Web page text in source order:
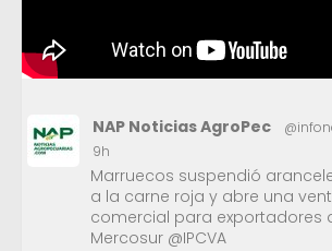
NAP Noticias AgroPec
9h
Marruecos suspendió
a la carne roja y abre una
comercial para exportadores
Mercosur @IPCVA